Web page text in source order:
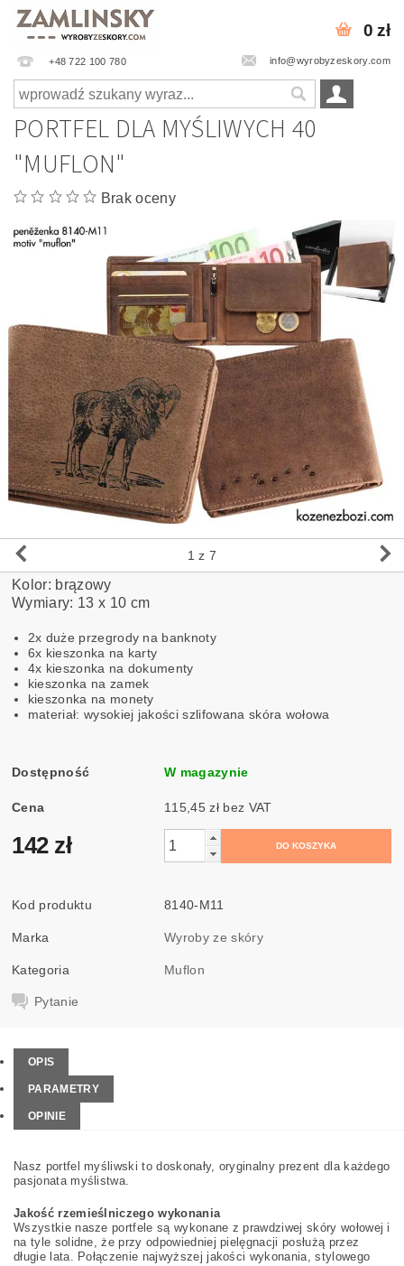
+48 722 100 780 info@wyrobyzeskory.com
0 zł
PORTFEL DLA MYŚLIWYCH 40
"MUFLON"
Brak oceny
1 z 7
Kolor: brązowy
Wymiary: 13 x 10 cm
2x duże przegrody na banknoty
6x kieszonka na karty
4x kieszonka na dokumenty
kieszonka na zamek
kieszonka na monety
materiał: wysokiej jakości szlifowana skóra wołowa
Dostępność W magazynie
Cena 115,45 zł bez VAT
142 zł
Kod produktu 8140-M11
Marka Wyroby ze skóry
Kategoria Muflon
Pytanie
OPIS
PARAMETRY
OPINIE
Nasz portfel myśliwski to doskonały, oryginalny prezent dla każdego
pasjonata myślistwa.
Jakość rzemieślniczego wykonania
Wszystkie nasze portfele są wykonane z prawdziwej skóry wołowej i
na tyle solidne, że przy odpowiedniej pielęgnacji posłużą przez
długie lata. Połączenie najwyższej jakości wykonania, stylowego